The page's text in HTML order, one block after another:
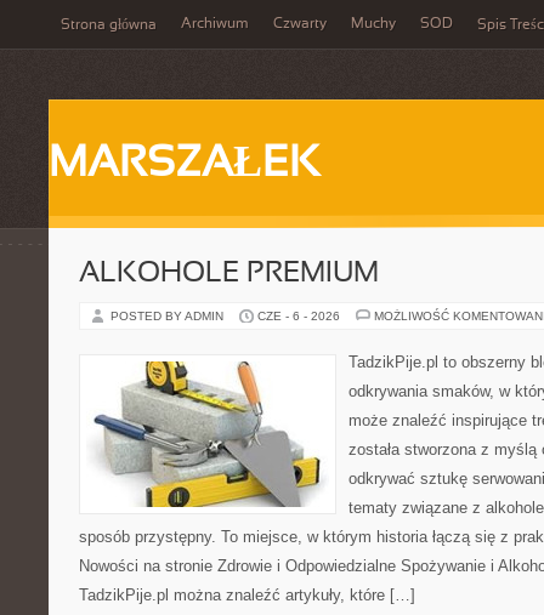
Strona główna Archiwum Czwarty Muchy SOD Spis
MARSZAŁEK
ALKOHOLE PREMIUM
POSTED BY ADMIN CZE - 6 - 2026 MOŻLIWOŚĆ
TadzikPije.pl to obszerny
odkrywania smaków, w
może znaleźć inspirujące
została stworzona z
odkrywać sztukę
tematy związane z
sposób przystępny. To miejsce, w którym historia łączą się z
Nowości na stronie Zdrowie i Odpowiedzialne Spożywanie i
TadzikPije.pl można znaleźć artykuły, które […]